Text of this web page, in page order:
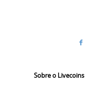
Sobre o Livecoins